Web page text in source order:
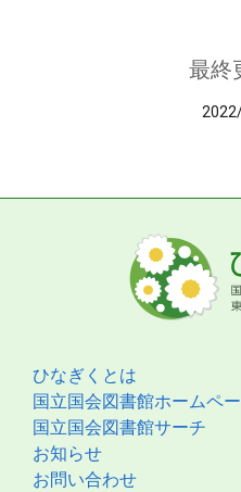
最終
ひなぎくとは
国立国会図書館ホームペ
国立国会図書館サーチ
お知らせ
お問い合わせ